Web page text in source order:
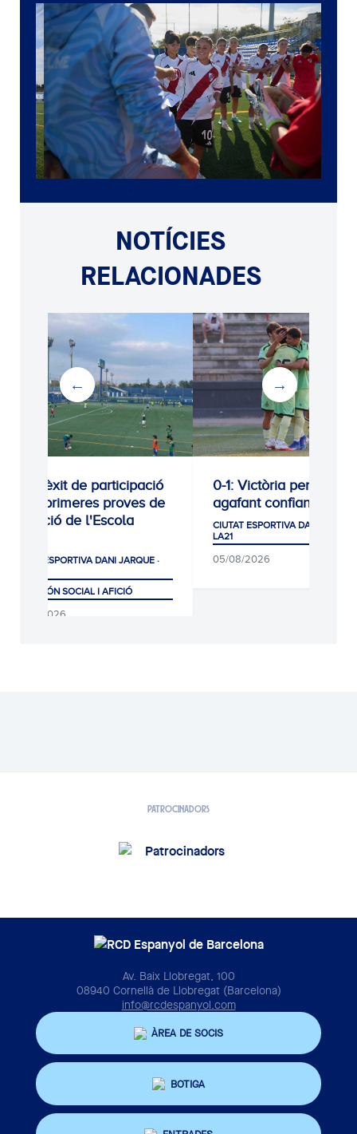
NOTÍCIES
RELACIONADES
de participació
proves de
de l'Escola
DANI JARQUE ·
I AFICIÓ
0-1: Victòria per continuar
agafant confiança
CIUTAT ESPORTIVA DANI JARQUE ·
05/08/2026
PATROCINADORS
Av. Baix Llobregat, 100
08940 Cornellà de Llobregat (Barcelona)
info@rcdespanyol.com
ÀREA DE SOCIS
BOTIGA